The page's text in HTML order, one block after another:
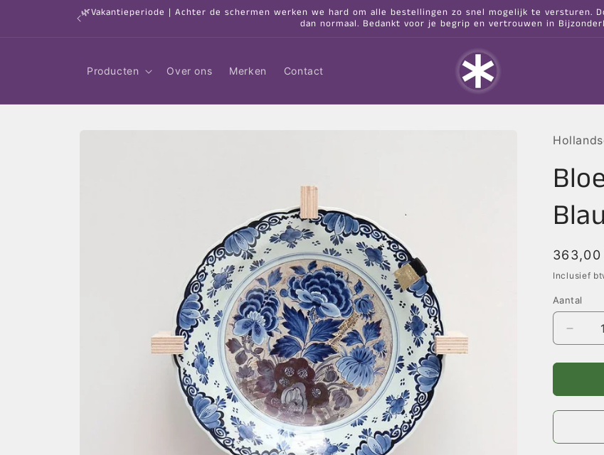
🌿Vakantieperiode | Achter de schermen werken we hard om alle bestellingen zo snel mogelijk te versturen.
dan normaal. Bedankt voor je begrip en vertrouwen in
Producten Over ons Merken Contact
prijs
363,00
Inclusief
Aantal
Aantal
voor
Goud
|